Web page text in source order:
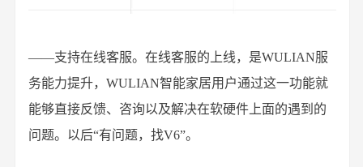
——支持在线客服。在线客服的上线，是WULIAN服
务能力提升，WULIAN智能家居用户通过这一功能就
能够直接反馈、咨询以及解决在软硬件上面的遇到的
问题。以后“有问题，找V6”。